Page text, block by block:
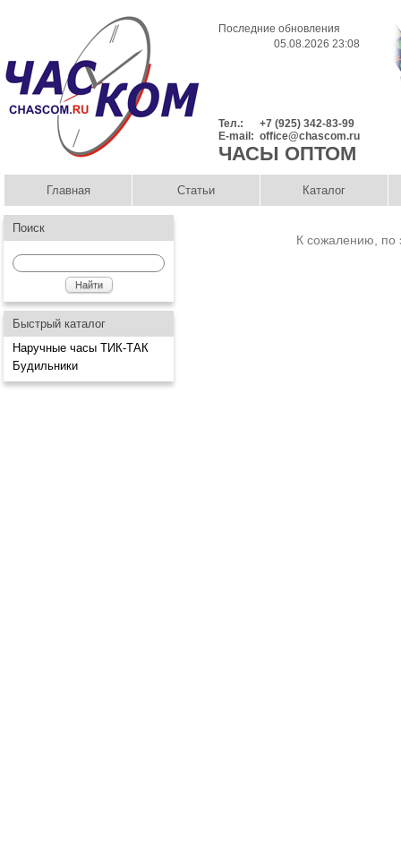
Последние обновления
05.08.2026 23:08
Тел.:
+7 (925) 342-83-99
E-mail: office@chascom.ru
ЧАСЫ ОПТОМ
Главная Статьи Каталог
Поиск
Быстрый каталог
Наручные часы ТИК-ТАК
Будильники
К сожалению, по